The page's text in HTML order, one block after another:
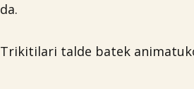
da.
Trikitilari talde batek